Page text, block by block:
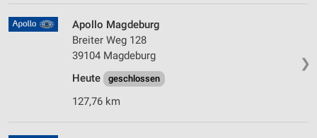
❯
Apollo Magdeburg
Breiter Weg 128
39104 Magdeburg
Heute
geschlossen
127,76 km